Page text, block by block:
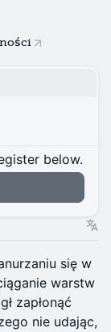
below.
się w
warstw
zapłonąć
nie udając,